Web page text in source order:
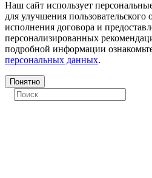
Наш сайт использует
для улучшения пользовательского
исполнения договора и
персонализированных
подробной информации
персональных данных.
Понятно